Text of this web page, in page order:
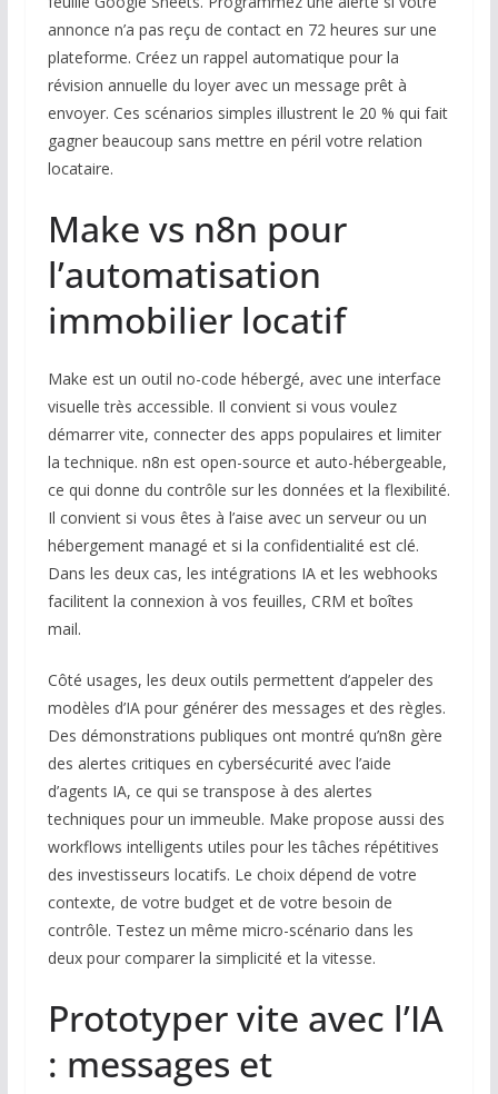
annonce n’a pas reçu de contact en 72 heures sur une
plateforme. Créez un rappel automatique pour la
révision annuelle du loyer avec un message prêt à
envoyer. Ces scénarios simples illustrent le 20 % qui fait
gagner beaucoup sans mettre en péril votre relation
locataire.
Make vs n8n pour
l’automatisation
immobilier locatif
Make est un outil no-code hébergé, avec une interface
visuelle très accessible. Il convient si vous voulez
démarrer vite, connecter des apps populaires et limiter
la technique. n8n est open-source et auto-hébergeable,
ce qui donne du contrôle sur les données et la flexibilité.
Il convient si vous êtes à l’aise avec un serveur ou un
hébergement managé et si la confidentialité est clé.
Dans les deux cas, les intégrations IA et les webhooks
facilitent la connexion à vos feuilles, CRM et boîtes
mail.
Côté usages, les deux outils permettent d’appeler des
modèles d’IA pour générer des messages et des règles.
Des démonstrations publiques ont montré qu’n8n gère
des alertes critiques en cybersécurité avec l’aide
d’agents IA, ce qui se transpose à des alertes
techniques pour un immeuble. Make propose aussi des
workflows intelligents utiles pour les tâches répétitives
des investisseurs locatifs. Le choix dépend de votre
contexte, de votre budget et de votre besoin de
contrôle. Testez un même micro-scénario dans les
deux pour comparer la simplicité et la vitesse.
Prototyper vite avec l’IA
: messages et